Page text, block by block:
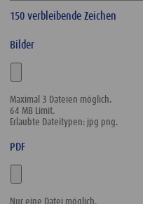
150 verbleibende Zeichen
Bilder
Maximal 3 Dateien möglich.
64 MB Limit.
Erlaubte Dateitypen: jpg png.
PDF
Nur eine Datei möglich.